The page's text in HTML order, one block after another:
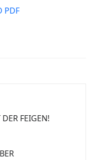
PDF
FEIGEN!